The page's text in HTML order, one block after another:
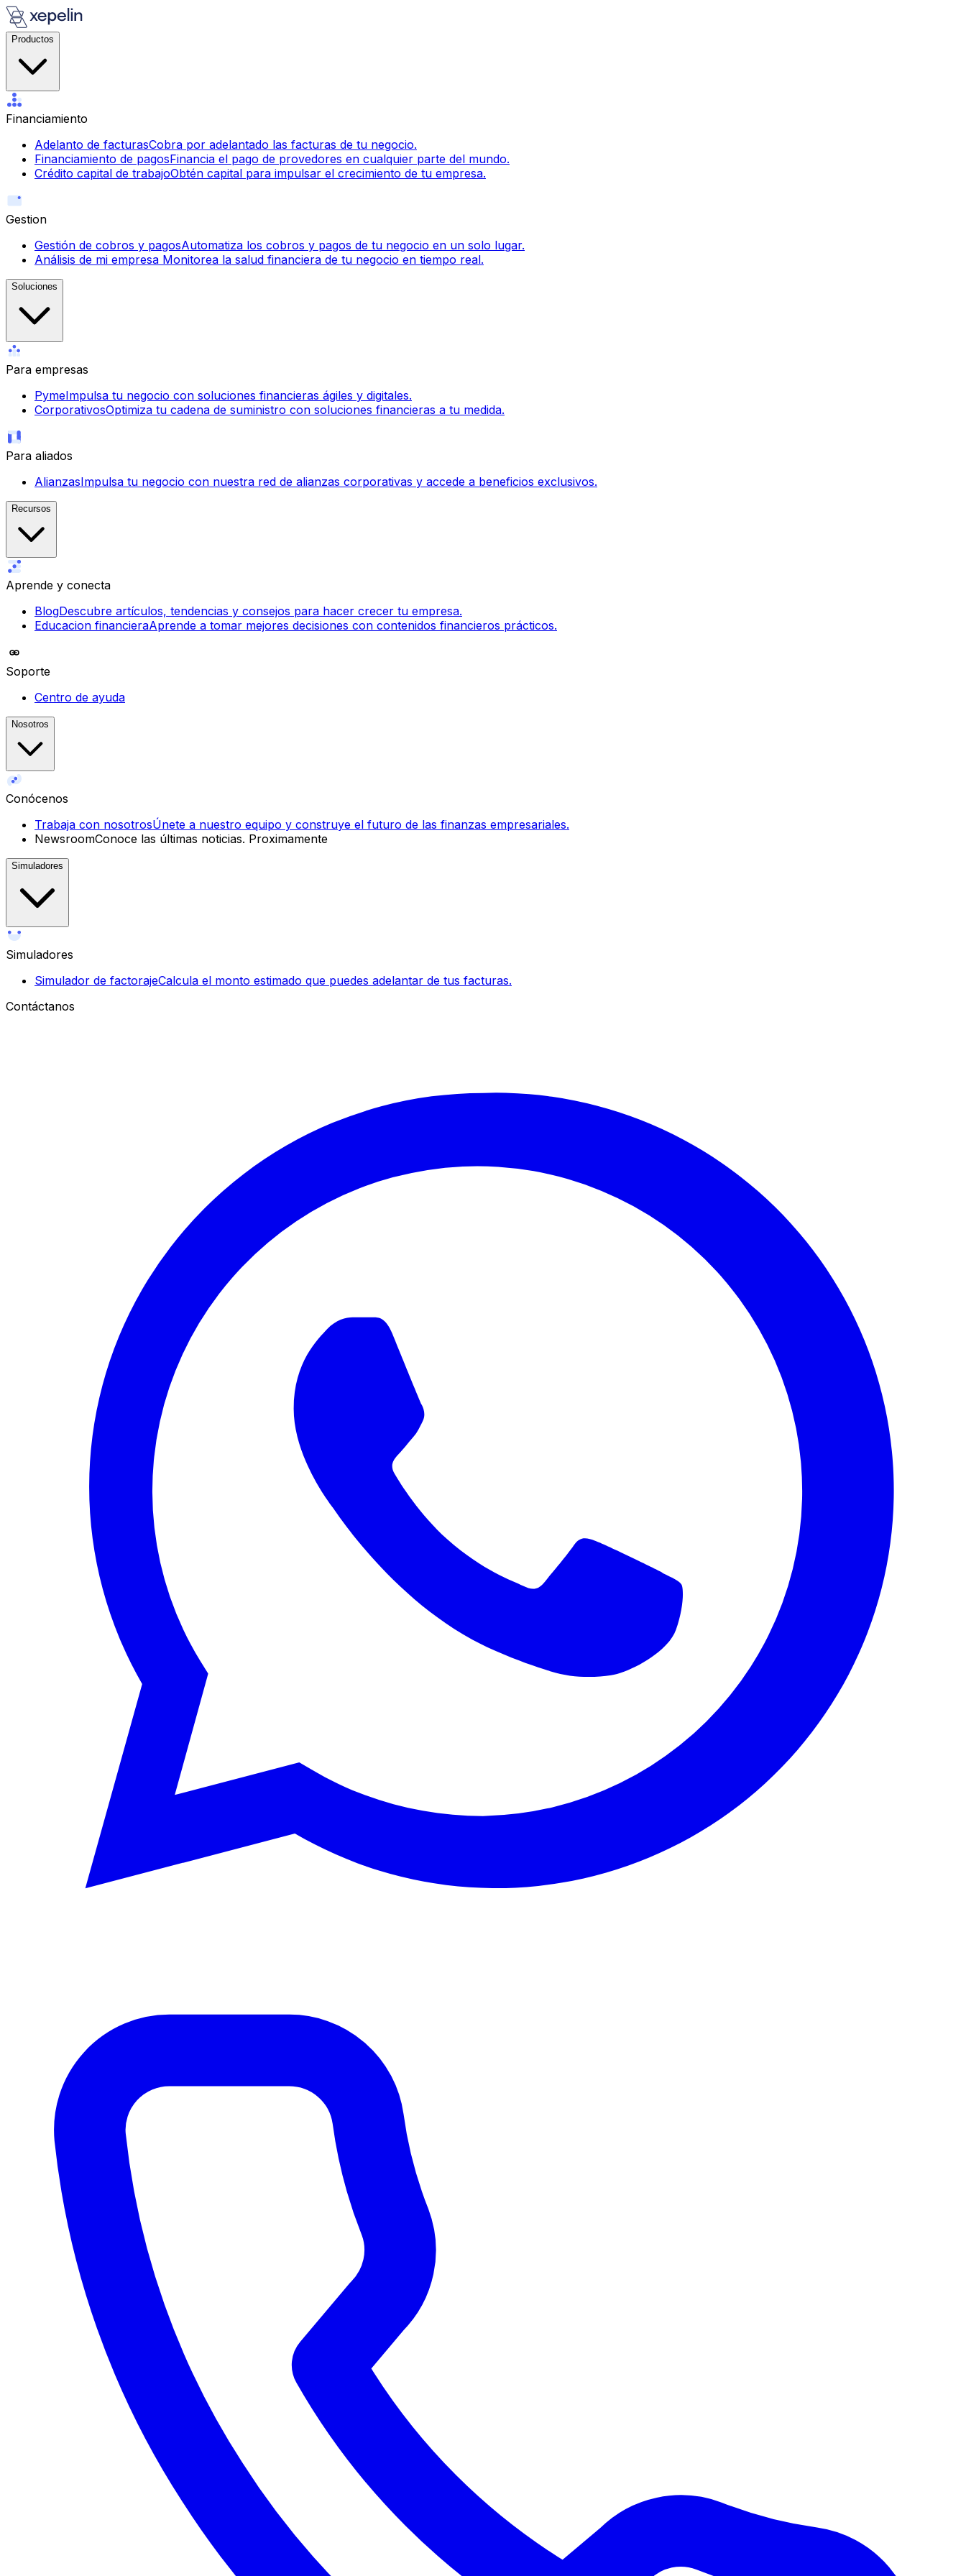
Productos
Financiamiento
Adelanto de facturasCobra por adelantado las facturas de tu negocio.
Financiamiento de pagosFinancia el pago de provedores en cualquier parte del mundo.
Crédito capital de trabajoObtén capital para impulsar el crecimiento de tu empresa.
Gestion
Gestión de cobros y pagosAutomatiza los cobros y pagos de tu negocio en un solo lugar.
Análisis de mi empresa Monitorea la salud financiera de tu negocio en tiempo real.
Soluciones
Para empresas
PymeImpulsa tu negocio con soluciones financieras ágiles y digitales.
CorporativosOptimiza tu cadena de suministro con soluciones financieras a tu medida.
Para aliados
AlianzasImpulsa tu negocio con nuestra red de alianzas corporativas y accede a beneficios exclusivos.
Recursos
Aprende y conecta
BlogDescubre artículos, tendencias y consejos para hacer crecer tu empresa.
Educacion financieraAprende a tomar mejores decisiones con contenidos financieros prácticos.
Soporte
Centro de ayuda
Nosotros
Conócenos
Trabaja con nosotrosÚnete a nuestro equipo y construye el futuro de las finanzas empresariales.
NewsroomConoce las últimas noticias. Proximamente
Simuladores
Simuladores
Simulador de factorajeCalcula el monto estimado que puedes adelantar de tus facturas.
Contáctanos